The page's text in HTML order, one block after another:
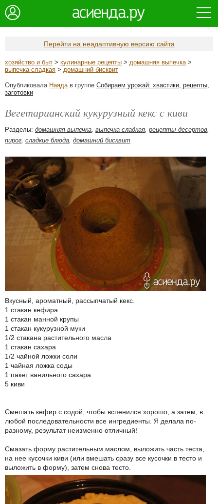
Перейти на неадаптивную версию сайта
хозяйство и быт > кулинарные рецепты > домашняя выпечка>
выпечка сладкая > домашний бисквит
Опубликовала Наядав группе Собираем урожай: хвастики, рецепты,
заготовки
Вегетарианский кукурузный кекс с киви
Разделы: домашняя выпечка, выпечка сладкая, рецепты десертов,
пирог, сладкие блюда, домашний бисквит
Вкусный, ароматный, рассыпчатый кекс.
1 стакан кефира
1 стакан манной крупы
1 стакан кукурузной муки
1/2 стакана растительного масла
1 стакан сахара
1/2 чайной ложки соли
1 чайная ложка соды
1 пакет ванильного сахара
5 киви
Смешать кефир с содой, чтобы вспенился хорошо, а затем, в
любой последовательности все ингредиенты. Я делала по-
разному, результат неизменно отличный!
Смазать форму растительным маслом, выложить часть теста,
на нее кусочки киви (или вмешать сразу все кусочки в тесто и
выложить в форму), затем снова тесто.